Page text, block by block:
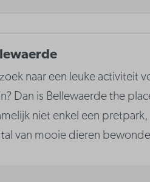
naar een leuke activiteit
Dan is Bellewaerde the
niet enkel een pretpark,
van mooie dieren